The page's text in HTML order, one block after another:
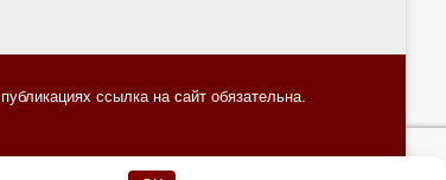
ссылка на сайт обязательна.